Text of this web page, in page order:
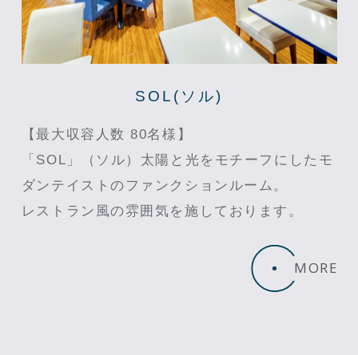
SOL(ソル)
【最大収容人数 80名様】
「SOL」（ソル）太陽と光をモチーフにしたモ
ダンテイストのファンクションルーム。
レストラン風の雰囲気を施しております。
MORE